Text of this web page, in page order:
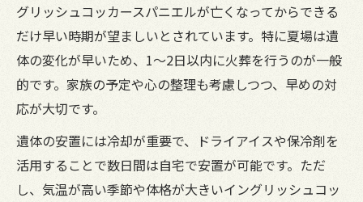
グリッシュコッカースパニエルが亡くなってからできる
だけ早い時期が望ましいとされています。特に夏場は遺
体の変化が早いため、1～2日以内に火葬を行うのが一般
的です。家族の予定や心の整理も考慮しつつ、早めの対
応が大切です。
遺体の安置には冷却が重要で、ドライアイスや保冷剤を
活用することで数日間は自宅で安置が可能です。ただ
し、気温が高い季節や体格が大きいイングリッシュコッ